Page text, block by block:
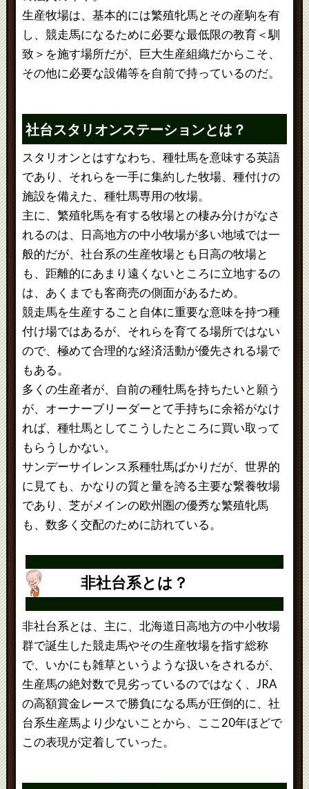
生産牧場は、基本的には繁殖牝馬とその産駒を有
し、競走馬になるために必要な最低限の教育＜馴
致＞を施す場所だが、巨大生産組織だからこそ、
その他に必要な設備等を自前で持っているのだ。
社台スタリオンステーションとは？
スタリオンとはすなわち、種牡馬を意味する英語
であり、それらを一手に集約した牧場、種付けの
施設を備えた、種牡馬専用の牧場。
主に、繁殖牝馬を有する牧場との棲み分けがなさ
れるのは、日高地方の中小牧場が多い地域では一
般的だが、社台系の生産牧場とも日高の牧場と
も、距離的にあまり遠くないところに立地するの
は、あくまでも客商売の側面があるため。
競走馬を生産すること自体に重要な意味を持つ種
付け場ではあるが、それらを育てる場所ではない
ので、極めて合理的な経済活動が優先される場で
もある。
多くの生産者が、自前の種牡馬を持ちたいと願う
が、オーナーブリーダーとて手持ちに余裕がなけ
れば、種牡馬としてこうしたところに買い取って
もらうしかない。
サンデーサイレンス系種牡馬ばかりだが、世界的
に見ても、かなりの質と量を誇る主要な繋養牧場
であり、芝がメインの欧州圏の優秀な繁殖牝馬
も、数多く交配のために訪れている。
非社台系とは？
非社台系とは、主に、北海道日高地方の中小牧場
群で誕生した競走馬やその生産牧場を指す総称
で、いかにも雑草というような扱いをされるが、
生産馬の絶対数で見劣っているのではなく、JRA
の高額賞金レースで勝負になる馬が圧倒的に、社
台系生産馬より少ないことから、ここ20年ほどで
この表現が定着していった。